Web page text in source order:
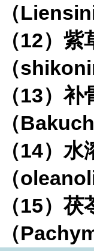
（
（12）
（
（13）
（
（14）
（
（15）
（